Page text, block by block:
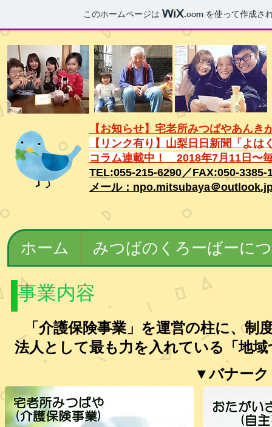
このホームページは .comを使って作成さ
【お知らせ】 宅老所みつばやあんき
【リンク有り】山梨日日新聞「よは
コラム連載中！ 2018年7月11日〜
TEL:055-215-6290／FAX:050-3385-
メール：npo.mitsubaya＠
ホーム みつばのくろーばーに
事業内容
「介護保険事業」を運営の柱に、
法人として最も力を入れている「地
▼バナー